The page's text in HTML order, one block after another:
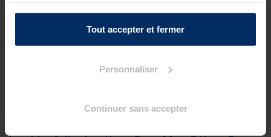
Tout accepter et fermer
Personnaliser
Continuer sans accepter
3 soins spa de 20 min